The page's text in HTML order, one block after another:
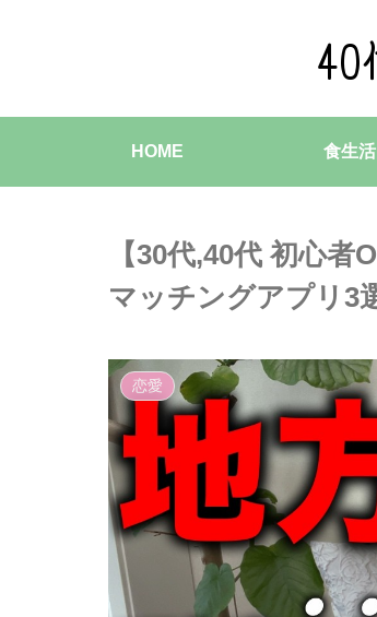
HOME 食生活
【30代,40代 初心
マッチングアプリ3
恋愛